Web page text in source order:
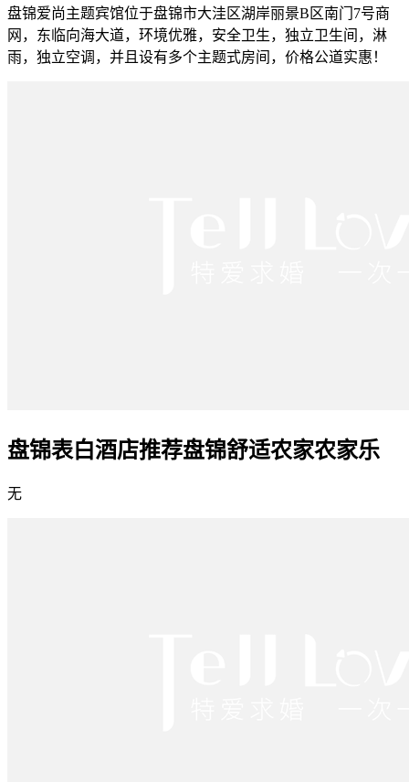
盘锦爱尚主题宾馆位于盘锦市大洼区湖岸丽景B区南门7号商
网，东临向海大道，环境优雅，安全卫生，独立卫生间，淋
雨，独立空调，并且设有多个主题式房间，价格公道实惠！
盘锦表白酒店推荐盘锦舒适农家农家乐
无